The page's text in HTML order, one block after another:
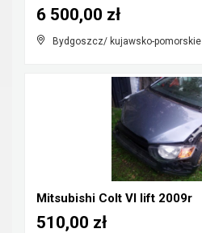
Bydgoszcz/ kujawsko-pomorskie
6 500,00 zł
Mitsubishi Colt VI lift 2009r
510,00 zł